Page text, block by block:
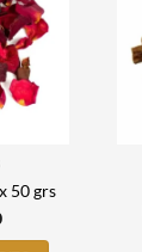
50 grs